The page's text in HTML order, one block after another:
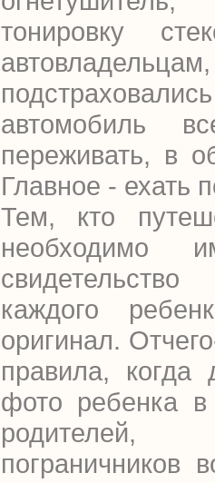
тонировку
автомобиль
переживать, в
Главное - ехать
Тем, кто
необходимо
каждого
оригинал.
правила, когда
фото ребенка в
родителей,
пограничников